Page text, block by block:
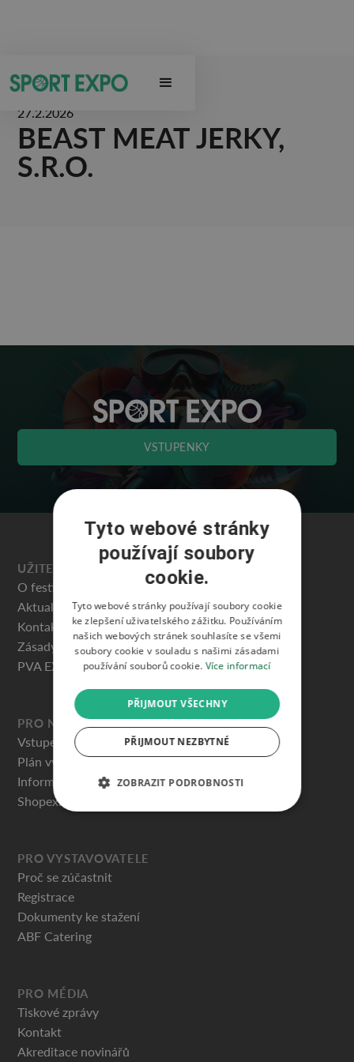
27.2.2026
BEAST MEAT JERKY,
S.R.O.
VSTUPENKY
UŽITEČNÉ
O festivalu
Aktuality
Kontakty
Zásady ochrany osobních údajů
PVA EXPO PRAHA
PRO NÁVŠTĚVNÍKY
Vstupenky
Plán výstaviště
Informace pro návštěvníky
Shopex.cz
PRO VYSTAVOVATELE
Proč se zúčastnit
Registrace
Dokumenty ke stažení
ABF Catering
PRO MÉDIA
Tiskové zprávy
Kontakt
Akreditace novinářů
Tyto webové stránky
používají soubory
cookie.
Tyto webové stránky používají soubory cookie
ke zlepšení uživatelského zážitku. Používáním
našich webových stránek souhlasíte se všemi
soubory cookie v souladu s našimi zásadami
používání souborů cookie. Více informací
PŘIJMOUT VŠECHNY
PŘIJMOUT NEZBYTNÉ
ZOBRAZIT PODROBNOSTI